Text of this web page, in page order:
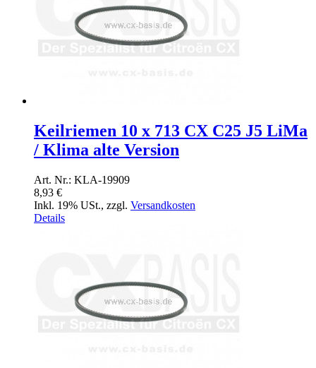
Keilriemen 10 x 713 CX C25 J5 LiMa
/ Klima alte Version
Art. Nr.: KLA-19909
8,93 €
Inkl. 19% USt., zzgl. Versandkosten
Details